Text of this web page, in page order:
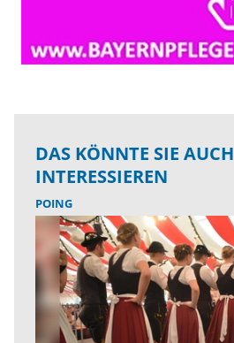
DAS KÖNNTE SIE AUCH
INTERESSIEREN
POING